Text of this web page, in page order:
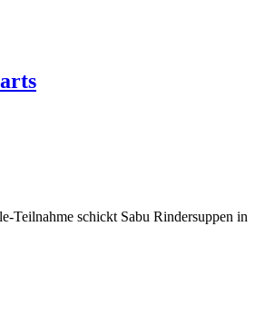
Teilnahme schickt Sabu Rindersuppen in